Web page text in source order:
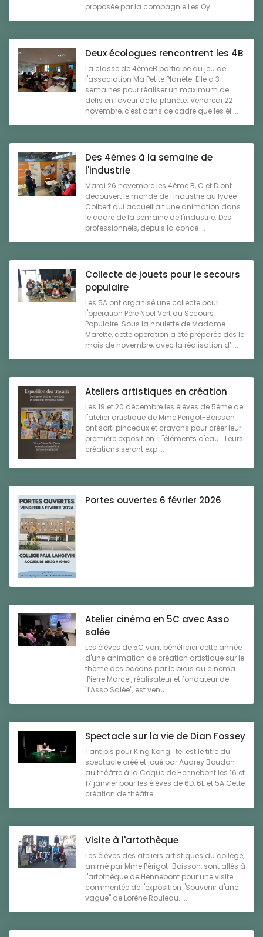
proposée par la compagnie Les Oy ...
Deux écologues rencontrent les 4B
La classe de 4èmeB participe au jeu de
l'association Ma Petite Planète. Elle a 3
semaines pour réaliser un maximum de
défis en faveur de la planète. Vendredi 22
novembre, c'est dans ce cadre que les él ...
Des 4èmes à la semaine de
l'industrie
Mardi 26 novembre les 4ème B, C et D ont
découvert le monde de l'industrie au lycée
Colbert qui accueillait une animation dans
le cadre de la semaine de l'industrie. Des
professionnels, depuis la conce ...
Collecte de jouets pour le secours
populaire
Les 5A ont organisé une collecte pour
l'opération Père Noël Vert du Secours
Populaire. Sous la houlette de Madame
Marette, cette opération a été préparée dès le
mois de novembre, avec la réalisation d’ ...
Ateliers artistiques en création
Les 19 et 20 décembre les élèves de 5ème de
l'atelier artistique de Mme Périgot-Boisson
ont sorti pinceaux et crayons pour créer leur
première exposition : "éléments d'eau". Leurs
créations seront exp ...
Portes ouvertes 6 février 2026
...
Atelier cinéma en 5C avec Asso
salée
Les élèves de 5C vont bénéficier cette année
d'une animation de création artistique sur le
thème des océans par le biais du cinéma.
Pierre Marcel, réalisateur et fondateur de
"l'Asso Salée", est venu ...
Spectacle sur la vie de Dian Fossey
Tant pis pour King Kong : tel est le titre du
spectacle créé et joué par Audrey Boudon
au théâtre à la Coque de Hennebont les 16 et
17 janvier pour les élèves de 6D, 6E et 5A.Cette
création de théâtre ...
Visite à l'artothèque
Les élèves des ateliers artistiques du collège,
animé par Mme Périgot-Boisson, sont allés à
l'artothèque de Hennebont pour une visite
commentée de l'exposition "Souvenir d'une
vague" de Lorène Rouleau. ...